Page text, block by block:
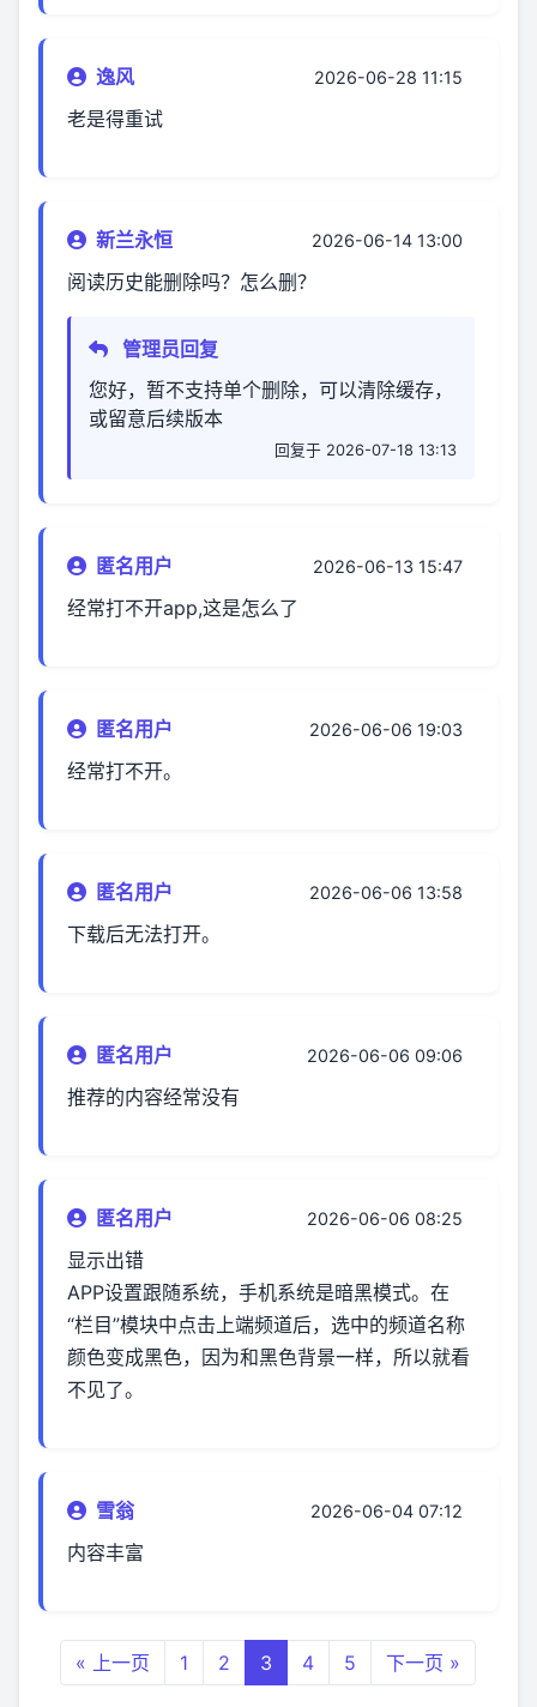
逸风 2026-06-28 11:15
老是得重试
新兰永恒 2026-06-14 13:00
阅读历史能删除吗？怎么删？
管理员回复
您好，暂不支持单个删除，可以清除缓存，
或留意后续版本
回复于 2026-07-18 13:13
匿名用户 2026-06-13 15:47
经常打不开app,这是怎么了
匿名用户 2026-06-06 19:03
经常打不开。
匿名用户 2026-06-06 13:58
下载后无法打开。
匿名用户 2026-06-06 09:06
推荐的内容经常没有
匿名用户 2026-06-06 08:25
显示出错
APP设置跟随系统，手机系统是暗黑模式。在
“栏目”模块中点击上端频道后，选中的频道名称
颜色变成黑色，因为和黑色背景一样，所以就看
不见了。
雪翁 2026-06-04 07:12
内容丰富
« 上一页 1 2 3 4 5 下一页 »